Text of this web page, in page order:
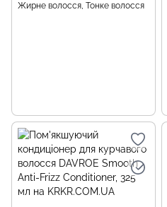
Жирне волосся, Тонке волосся